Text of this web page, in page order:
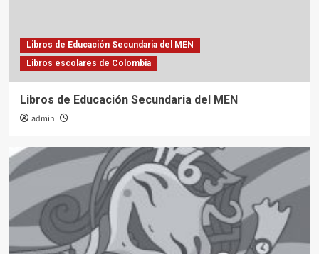
Libros de Educación Secundaria del MEN
Libros escolares de Colombia
Libros de Educación Secundaria del MEN
admin